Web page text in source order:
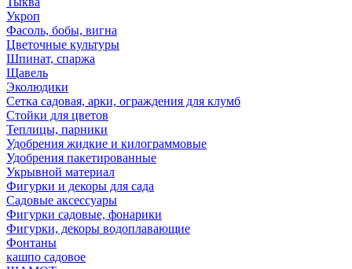
Укроп
Фасоль, бобы, вигна
Цветочные культуры
Шпинат, спаржа
Щавель
Эколюдики
Сетка садовая, арки, ограждения для клумб
Стойки для цветов
Теплицы, парники
Удобрения жидкие и килограммовые
Удобрения пакетированные
Укрывной материал
Фигурки и декоры для сада
Садовые аксессуары
Фигурки садовые, фонарики
Фигурки, декоры водоплавающие
Фонтаны
кашпо садовое